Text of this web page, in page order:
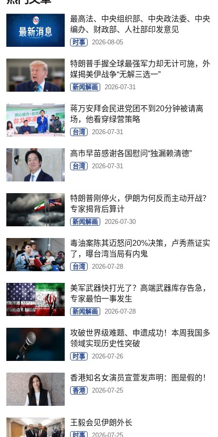
最高法、中央组织部、中央政法委、中央
编办、财政部、人社部印发意见
时事 2026-08-05
特朗普手握全球最强军力却无计可施，外
媒揭美伊战争“无解三选一”
新闻解画 2026-07-31
蒋万安拜会民进党团不到20分钟被请离
场，他看穿绿营策略
台湾 2026-07-31
高市早苗感谢各国慰问“独漏赖清德”
台湾 2026-07-31
特朗普刚停火，伊朗为何反而主动开战？
专家揭背后算计
新闻解画 2026-07-30
毒油案陈其迈怒问20%决策，卢秀燕证实
了，曝台湾当局有内鬼
台湾 2026-07-28
美军武器快打光了？高端武器库存告急，
专家最怕一事发生
新闻解画 2026-07-28
攻破世界级难题、申遗成功！本周我国多
领域实现历史性突破
时事 2026-07-26
香港知名女演员宣萱发声明：图是假的！
香港 2026-07-25
王毅会见伊朗外长
时事 2026-07-25